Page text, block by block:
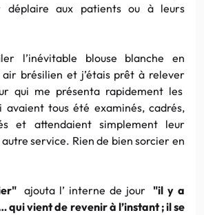
déplaire aux patients ou à leurs
l’inévitable blouse blanche en
brésilien et j’étais prêt à relever
qui me présenta rapidement les
avaient tous été examinés, cadrés,
et attendaient simplement leur
service. Rien de bien sorcier en
ajouta l’ interne de jour "il y a
qui vient de revenir à l’instant ; il se